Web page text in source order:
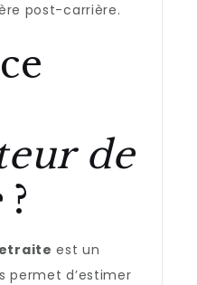
post-carrière.
de
?
est un
permet d’estimer